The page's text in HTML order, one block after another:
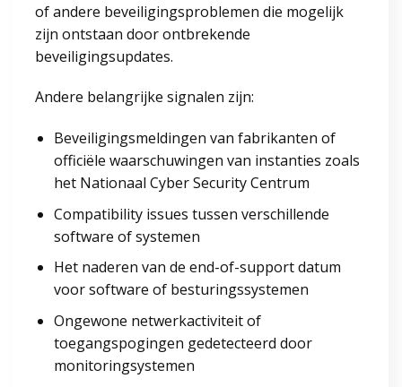
of andere beveiligingsproblemen die mogelijk
zijn ontstaan door ontbrekende
beveiligingsupdates.
Andere belangrijke signalen zijn:
Beveiligingsmeldingen van fabrikanten of
officiële waarschuwingen van instanties zoals
het Nationaal Cyber Security Centrum
Compatibility issues tussen verschillende
software of systemen
Het naderen van de end-of-support datum
voor software of besturingssystemen
Ongewone netwerkactiviteit of
toegangspogingen gedetecteerd door
monitoringsystemen